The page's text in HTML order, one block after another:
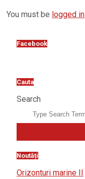
You must be logged in
Facebook
Cauta
Search
Noutăți
Orizonturi marine II